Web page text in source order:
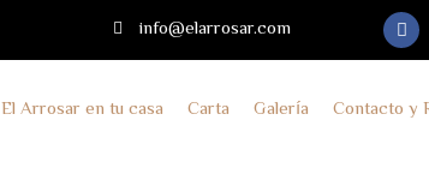
info@elarrosar.com
El Arrosar en tu casa Carta Galería Contacto y